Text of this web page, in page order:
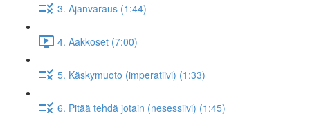
3. Ajanvaraus (1:44)
4. Aakkoset (7:00)
5. Käskymuoto (imperatiivi) (1:33)
6. Pitää tehdä jotain (nesessiivi) (1:45)